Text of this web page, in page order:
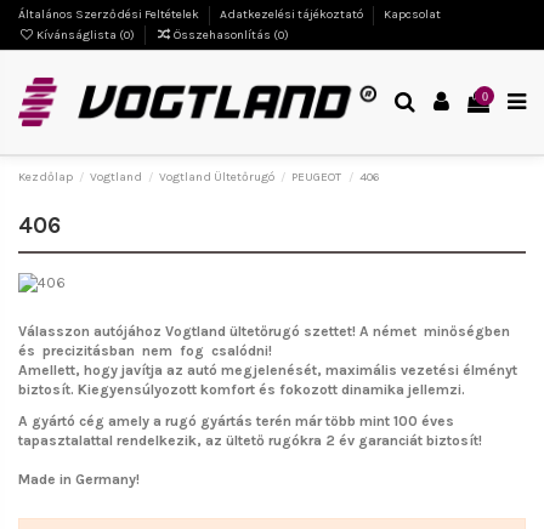
Általános Szerződési Feltételek Adatkezelési tájékoztató
Kapcsolat
Kívánságlista (0) Összehasonlítás (0)
0
Kezdőlap Vogtland Vogtland Ültetőrugó PEUGEOT 406
406
Válasszon autójához Vogtland ültetőrugó szettet! A német minőségben
és precizitásban nem fog csalódni!
Amellett, hogy javítja az autó megjelenését, maximális vezetési élményt
biztosít. Kiegyensúlyozott komfort és fokozott dinamika jellemzi.
A gyártó cég amely a rugó gyártás terén már több mint 100 éves
tapasztalattal rendelkezik, az ültető rugókra 2 év garanciát biztosít!
Made in Germany!